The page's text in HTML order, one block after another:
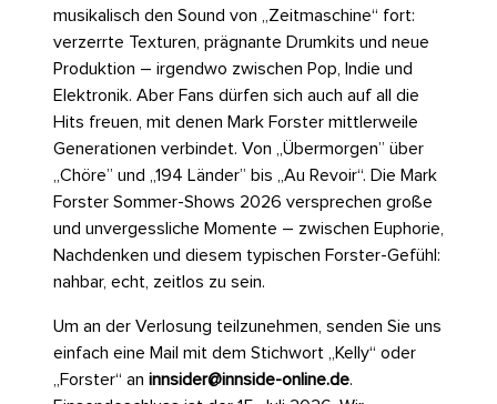
musikalisch den Sound von „Zeitmaschine“ fort:
verzerrte Texturen, prägnante Drumkits und neue
Produktion – irgendwo zwischen Pop, Indie und
Elektronik. Aber Fans dürfen sich auch auf all die
Hits freuen, mit denen Mark Forster mittlerweile
Generationen verbindet. Von „Übermorgen” über
„Chöre” und „194 Länder” bis „Au Revoir“. Die Mark
Forster Sommer-Shows 2026 versprechen große
und unvergessliche Momente – zwischen Euphorie,
Nachdenken und diesem typischen Forster-Gefühl:
nahbar, echt, zeitlos zu sein.
Um an der Verlosung teilzunehmen, senden Sie uns
einfach eine Mail mit dem Stichwort „Kelly“ oder
„Forster“ an innsider@innside-online.de.